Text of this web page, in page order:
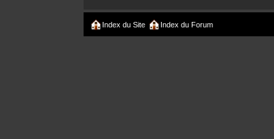
Index du Site Index du Forum